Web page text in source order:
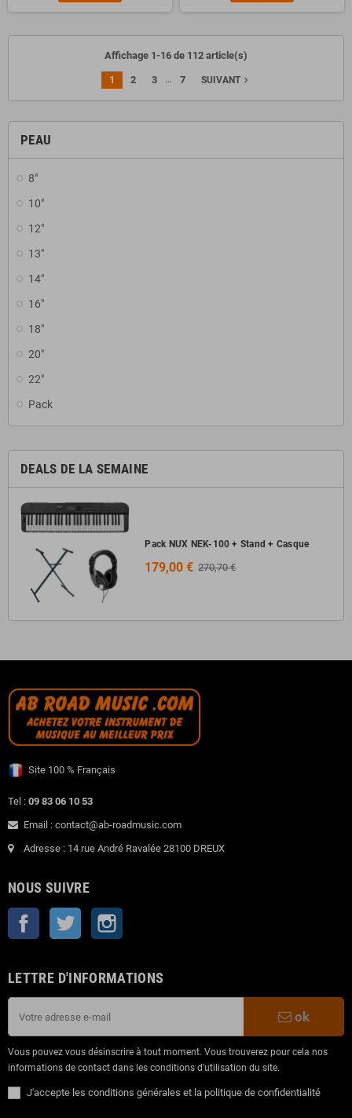
PEAU
8"
10"
12"
13"
14"
16"
18"
20"
22"
Pack
DEALS DE LA SEMAINE
Pack NUX NEK-100 + Stand + Casque
179,00 € 270,70 €
Affichage 1-16 de 112 article(s)
1 2 3 … 7 SUIVANTnavigate_next
Site 100 % Français
Tel : 09 83 06 10 53
Email : contact@ab-roadmusic.com
Adresse : 14 rue André Ravalée 28100 DREUX
NOUS SUIVRE
Facebook Twitter
LETTRE D'INFORMATIONS
ok
Vous pouvez vous désinscrire à tout moment. Vous trouverez pour cela nos
informations de contact dans les conditions d'utilisation du site.
J'accepte les conditions générales et la politique de confidentialité